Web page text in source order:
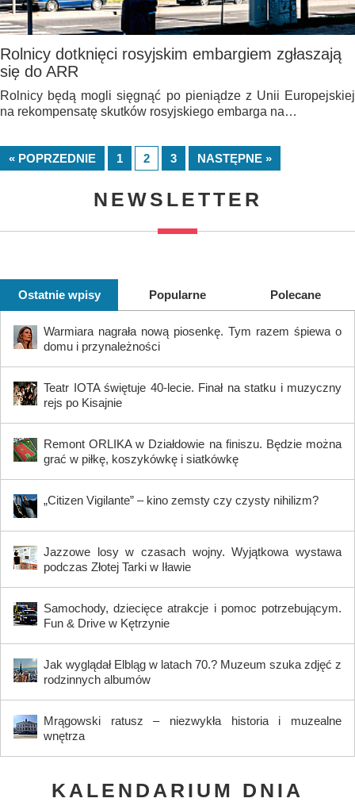
Rolnicy dotknięci rosyjskim embargiem zgłaszają
się do ARR
Rolnicy będą mogli sięgnąć po pieniądze z Unii Europejskiej
na rekompensatę skutków rosyjskiego embarga na…
« POPRZEDNIE 1 2 3 NASTĘPNE »
NEWSLETTER
Ostatnie wpisy Popularne Polecane
Warmiara nagrała nową piosenkę. Tym razem śpiewa o
domu i przynależności
Teatr IOTA świętuje 40-lecie. Finał na statku i muzyczny
rejs po Kisajnie
Remont ORLIKA w Działdowie na finiszu. Będzie można
grać w piłkę, koszykówkę i siatkówkę
„Citizen Vigilante” – kino zemsty czy czysty nihilizm?
Jazzowe losy w czasach wojny. Wyjątkowa wystawa
podczas Złotej Tarki w Iławie
Samochody, dziecięce atrakcje i pomoc potrzebującym.
Fun & Drive w Kętrzynie
Jak wyglądał Elbląg w latach 70.? Muzeum szuka zdjęć z
rodzinnych albumów
Mrągowski ratusz – niezwykła historia i muzealne
wnętrza
KALENDARIUM DNIA